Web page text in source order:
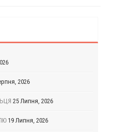
2026
25 Липня, 2026
19 Липня, 2026